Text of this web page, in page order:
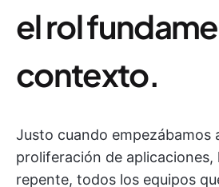
el rol
contexto.
Justo cuando empezábamos
proliferación de aplicaciones,
repente, todos los equipos